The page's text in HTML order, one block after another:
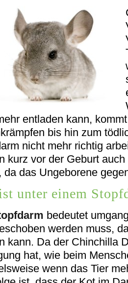
entladen kann,
bis hin zum
nicht mehr richtig
kurz vor der Geburt
da das Ungeborene
unter einem
bedeutet
werden muss,
kann. Da der Chinchilla
hat, wie beim
wenn das Tier